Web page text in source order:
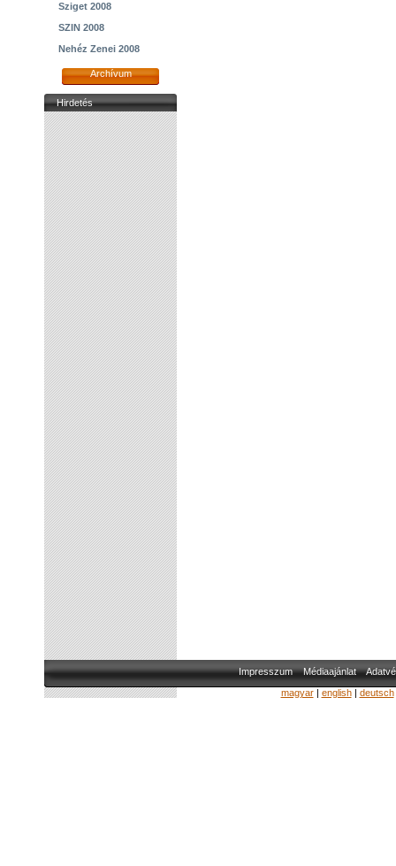
Sziget 2008
SZIN 2008
Nehéz Zenei 2008
Archívum
Hirdetés
Impresszum Médiaajánlat
magyar| english| deutsch